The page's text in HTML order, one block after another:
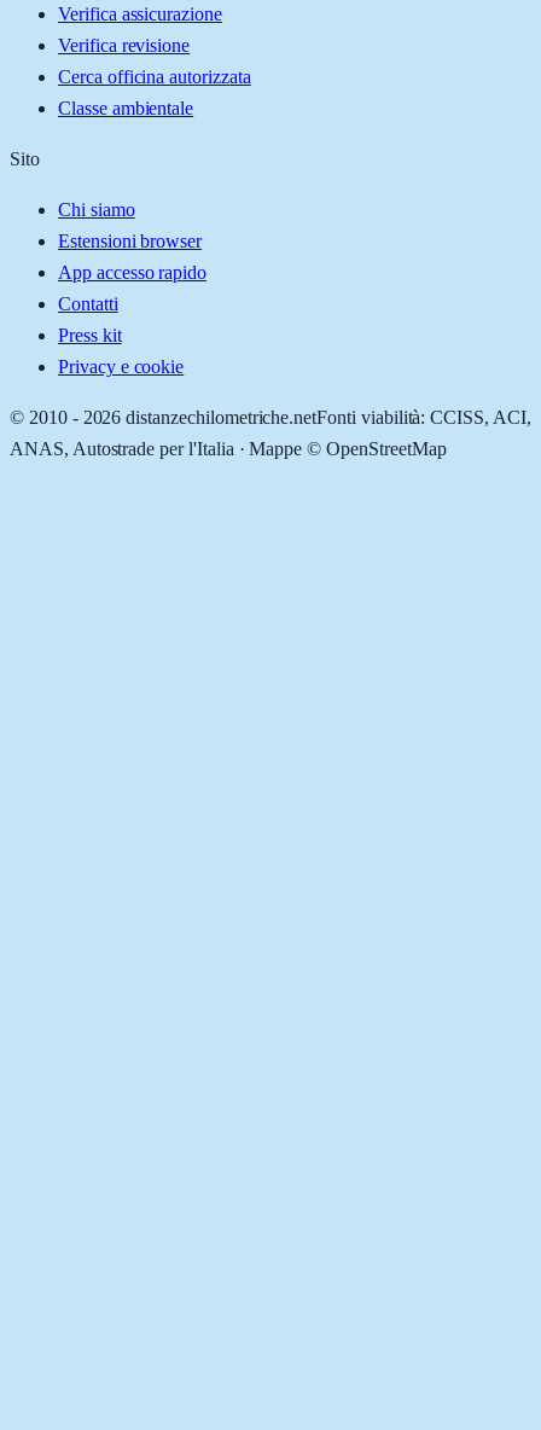
Verifica assicurazione
Verifica revisione
Cerca officina autorizzata
Classe ambientale
Sito
Chi siamo
Estensioni browser
App accesso rapido
Contatti
Press kit
Privacy e cookie
© 2010 - 2026 distanzechilometriche.netFonti viabilità: CCISS, ACI,
ANAS, Autostrade per l'Italia · Mappe © OpenStreetMap